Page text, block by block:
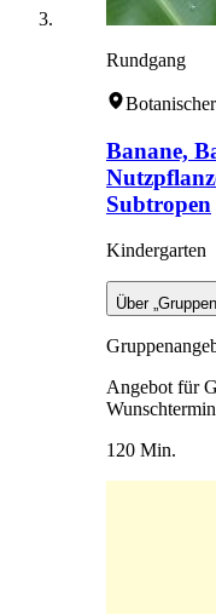
Rundgang
Banane,
Subtropen
Kindergarten
Über
Angebot für
120 Min.